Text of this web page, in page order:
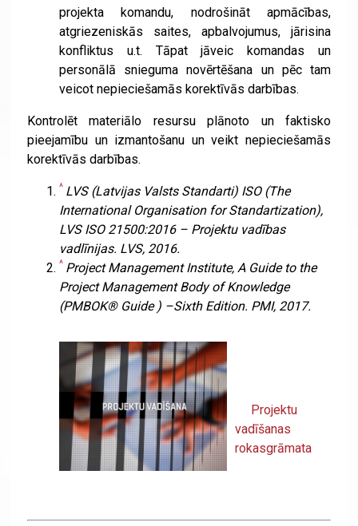
projekta komandu, nodrošināt apmācības,
atgriezeniskās saites, apbalvojumus, jārisina
konfliktus u.t. Tāpat jāveic komandas un
personālā snieguma novērtēšana un pēc tam
veicot nepieciešamās korektīvās darbības.
Kontrolēt materiālo resursu plānoto un faktisko
pieejamību un izmantošanu un veikt nepieciešamās
korektīvās darbības.
^ LVS (Latvijas Valsts Standarti) ISO (The
International Organisation for Standartization),
LVS ISO 21500:2016 – Projektu vadības
vadlīnijas. LVS, 2016.
^ Project Management Institute, A Guide to the
Project Management Body of Knowledge
(PMBOK® Guide ) –Sixth Edition. PMI, 2017.
Projektu
vadīšanas
rokasgrāmata